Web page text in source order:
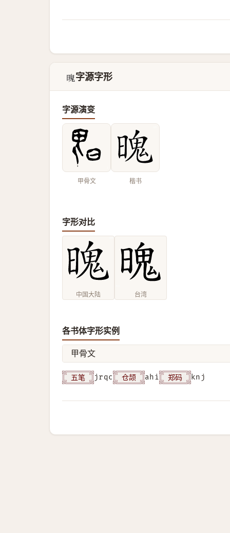
𣉨 字源字形
字源演变
甲骨文 楷书
字形对比
中国大陆 台湾
各书体字形实例
甲骨文
五笔 jrqc 仓颉 ahi 郑码 knj